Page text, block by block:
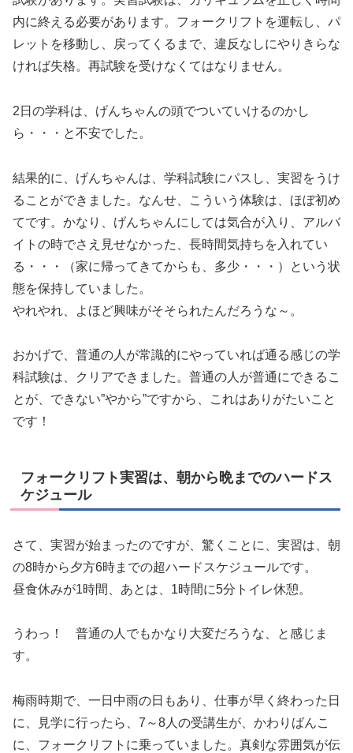
内に終える必要があります。フォークリフトを運転し、パ
レットを移動し、戻ってくるまで、違反なしにやりきらな
ければ失格。再試験を受けなくてはなりません。
2日の学科は、げんちゃんの頭でついていけるのかし
ら・・・と不安でした。
結果的に、げんちゃんは、学科試験にパスし、実習をうけ
ることができました。なんせ、こういう体験は、ほぼ初め
てです。かなり、げんちゃんにしては気合が入り、アルバ
イトの時でさえ見せなかった、長時間気持ちを入れてい
る・・・（家に帰ってきてからも、多少・・・）という状
態を保持していました。
やれやれ、よほど興味がそそられたんだろうな～。
おかげで、普通の人が常識的にやっていれば通る感じの学
科試験は、クリアできました。普通の人が普通にできるこ
とが、できない”やから”ですから、これはありがたいこと
です！
フォークリフト実習は、朝から晩までのハードス
ケジュール
さて、実習が始まったのですが、驚くことに、実習は、朝
の8時から夕方6時までの超ハードスケジュールです。
昼食休みが1時間、あとは、1時間に5分トイレ休憩。
うわっ！ 普通の人でもかなり大変だろうな、と感じま
す。
梅雨時期で、一日中雨の日もあり、仕事が早く終わった日
に、見学に行ったら、7～8人の受講生が、かわりばんこ
に、フォークリフトに乗っていました。真剣な雰囲気が伝